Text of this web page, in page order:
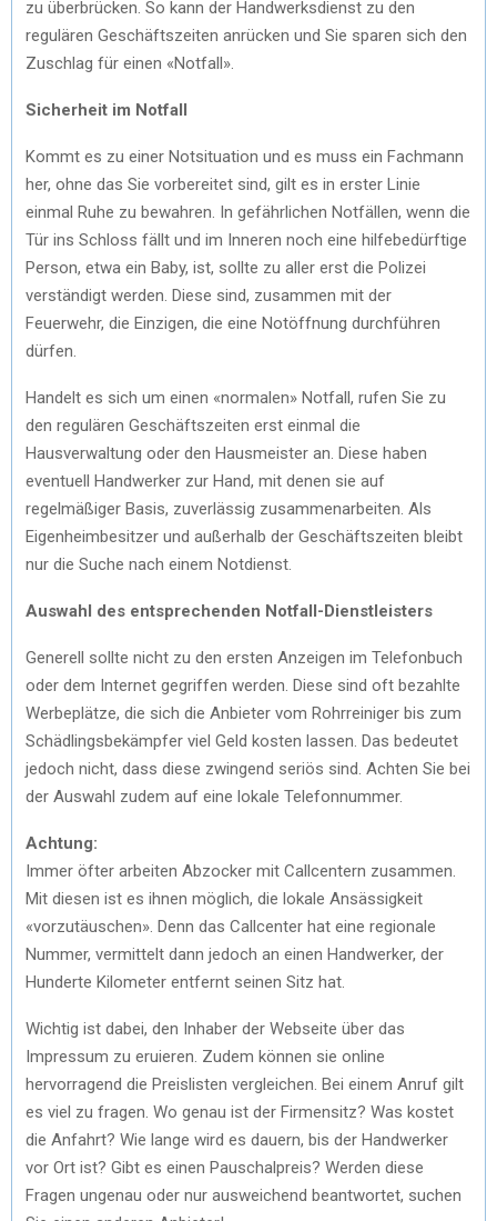
zu überbrücken. So kann der Handwerksdienst zu den
regulären Geschäftszeiten anrücken und Sie sparen sich den
Zuschlag für einen «Notfall».
Sicherheit im Notfall
Kommt es zu einer Notsituation und es muss ein Fachmann
her, ohne das Sie vorbereitet sind, gilt es in erster Linie
einmal Ruhe zu bewahren. In gefährlichen Notfällen, wenn die
Tür ins Schloss fällt und im Inneren noch eine hilfebedürftige
Person, etwa ein Baby, ist, sollte zu aller erst die Polizei
verständigt werden. Diese sind, zusammen mit der
Feuerwehr, die Einzigen, die eine Notöffnung durchführen
dürfen.
Handelt es sich um einen «normalen» Notfall, rufen Sie zu
den regulären Geschäftszeiten erst einmal die
Hausverwaltung oder den Hausmeister an. Diese haben
eventuell Handwerker zur Hand, mit denen sie auf
regelmäßiger Basis, zuverlässig zusammenarbeiten. Als
Eigenheimbesitzer und außerhalb der Geschäftszeiten bleibt
nur die Suche nach einem Notdienst.
Auswahl des entsprechenden Notfall-Dienstleisters
Generell sollte nicht zu den ersten Anzeigen im Telefonbuch
oder dem Internet gegriffen werden. Diese sind oft bezahlte
Werbeplätze, die sich die Anbieter vom Rohrreiniger bis zum
Schädlingsbekämpfer viel Geld kosten lassen. Das bedeutet
jedoch nicht, dass diese zwingend seriös sind. Achten Sie bei
der Auswahl zudem auf eine lokale Telefonnummer.
Achtung:
Immer öfter arbeiten Abzocker mit Callcentern zusammen.
Mit diesen ist es ihnen möglich, die lokale Ansässigkeit
«vorzutäuschen». Denn das Callcenter hat eine regionale
Nummer, vermittelt dann jedoch an einen Handwerker, der
Hunderte Kilometer entfernt seinen Sitz hat.
Wichtig ist dabei, den Inhaber der Webseite über das
Impressum zu eruieren. Zudem können sie online
hervorragend die Preislisten vergleichen. Bei einem Anruf gilt
es viel zu fragen. Wo genau ist der Firmensitz? Was kostet
die Anfahrt? Wie lange wird es dauern, bis der Handwerker
vor Ort ist? Gibt es einen Pauschalpreis? Werden diese
Fragen ungenau oder nur ausweichend beantwortet, suchen